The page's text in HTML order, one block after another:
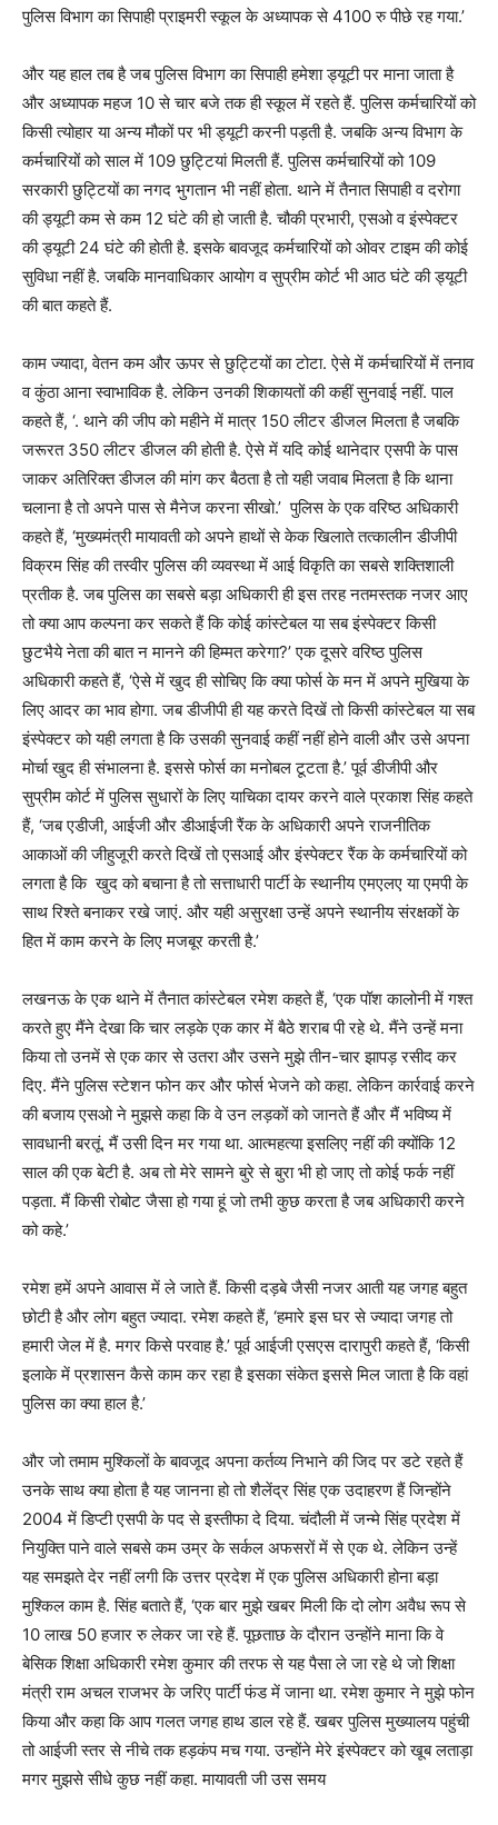
पुलिस विभाग का सिपाही प्राइमरी स्कूल के अध्यापक से 4100 रु पीछे रह गया.’
और यह हाल तब है जब पुलिस विभाग का सिपाही हमेशा ड्यूटी पर माना जाता है
और अध्यापक महज 10 से चार बजे तक ही स्कूल में रहते हैं. पुलिस कर्मचारियों को
किसी त्योहार या अन्य मौकों पर भी ड्यूटी करनी पड़ती है. जबकि अन्य विभाग के
कर्मचारियों को साल में 109 छुट्टियां मिलती हैं. पुलिस कर्मचारियों को 109
सरकारी छुट्टियों का नगद भुगतान भी नहीं होता. थाने में तैनात सिपाही व दरोगा
की ड्यूटी कम से कम 12 घंटे की हो जाती है. चौकी प्रभारी, एसओ व इंस्पेक्टर
की ड्यूटी 24 घंटे की होती है. इसके बावजूद कर्मचारियों को ओवर टाइम की कोई
सुविधा नहीं है. जबकि मानवाधिकार आयोग व सुप्रीम कोर्ट भी आठ घंटे की ड्यूटी
की बात कहते हैं.
काम ज्यादा, वेतन कम और ऊपर से छुट्टियों का टोटा. ऐसे में कर्मचारियों में तनाव
व कुंठा आना स्वाभाविक है. लेकिन उनकी शिकायतों की कहीं सुनवाई नहीं. पाल
कहते हैं, ‘. थाने की जीप को महीने में मात्र 150 लीटर डीजल मिलता है जबकि
जरूरत 350 लीटर डीजल की होती है. ऐसे में यदि कोई थानेदार एसपी के पास
जाकर अतिरिक्त डीजल की मांग कर बैठता है तो यही जवाब मिलता है कि थाना
चलाना है तो अपने पास से मैनेज करना सीखो.’ पुलिस के एक वरिष्ठ अधिकारी
कहते हैं, ‘मुख्यमंत्री मायावती को अपने हाथों से केक खिलाते तत्कालीन डीजीपी
विक्रम सिंह की तस्वीर पुलिस की व्यवस्था में आई विकृति का सबसे शक्तिशाली
प्रतीक है. जब पुलिस का सबसे बड़ा अधिकारी ही इस तरह नतमस्तक नजर आए
तो क्या आप कल्पना कर सकते हैं कि कोई कांस्टेबल या सब इंस्पेक्टर किसी
छुटभैये नेता की बात न मानने की हिम्मत करेगा?’ एक दूसरे वरिष्ठ पुलिस
अधिकारी कहते हैं, ‘ऐसे में खुद ही सोचिए कि क्या फोर्स के मन में अपने मुखिया के
लिए आदर का भाव होगा. जब डीजीपी ही यह करते दिखें तो किसी कांस्टेबल या सब
इंस्पेक्टर को यही लगता है कि उसकी सुनवाई कहीं नहीं होने वाली और उसे अपना
मोर्चा खुद ही संभालना है. इससे फोर्स का मनोबल टूटता है.’ पूर्व डीजीपी और
सुप्रीम कोर्ट में पुलिस सुधारों के लिए याचिका दायर करने वाले प्रकाश सिंह कहते
हैं, ‘जब एडीजी, आईजी और डीआईजी रैंक के अधिकारी अपने राजनीतिक
आकाओं की जीहुजूरी करते दिखें तो एसआई और इंस्पेक्टर रैंक के कर्मचारियों को
लगता है कि खुद को बचाना है तो सत्ताधारी पार्टी के स्थानीय एमएलए या एमपी के
साथ रिश्ते बनाकर रखे जाएं. और यही असुरक्षा उन्हें अपने स्थानीय संरक्षकों के
हित में काम करने के लिए मजबूर करती है.’
लखनऊ के एक थाने में तैनात कांस्टेबल रमेश कहते हैं, ‘एक पॉश कालोनी में गश्त
करते हुए मैंने देखा कि चार लड़के एक कार में बैठे शराब पी रहे थे. मैंने उन्हें मना
किया तो उनमें से एक कार से उतरा और उसने मुझे तीन-चार झापड़ रसीद कर
दिए. मैंने पुलिस स्टेशन फोन कर और फोर्स भेजने को कहा. लेकिन कार्रवाई करने
की बजाय एसओ ने मुझसे कहा कि वे उन लड़कों को जानते हैं और मैं भविष्य में
सावधानी बरतूं. मैं उसी दिन मर गया था. आत्महत्या इसलिए नहीं की क्योंकि 12
साल की एक बेटी है. अब तो मेरे सामने बुरे से बुरा भी हो जाए तो कोई फर्क नहीं
पड़ता. मैं किसी रोबोट जैसा हो गया हूं जो तभी कुछ करता है जब अधिकारी करने
को कहे.’
रमेश हमें अपने आवास में ले जाते हैं. किसी दड़बे जैसी नजर आती यह जगह बहुत
छोटी है और लोग बहुत ज्यादा. रमेश कहते हैं, ‘हमारे इस घर से ज्यादा जगह तो
हमारी जेल में है. मगर किसे परवाह है.’ पूर्व आईजी एसएस दारापुरी कहते हैं, ‘किसी
इलाके में प्रशासन कैसे काम कर रहा है इसका संकेत इससे मिल जाता है कि वहां
पुलिस का क्या हाल है.’
और जो तमाम मुश्किलों के बावजूद अपना कर्तव्य निभाने की जिद पर डटे रहते हैं
उनके साथ क्या होता है यह जानना हो तो शैलेंद्र सिंह एक उदाहरण हैं जिन्होंने
2004 में डिप्टी एसपी के पद से इस्तीफा दे दिया. चंदौली में जन्मे सिंह प्रदेश में
नियुक्ति पाने वाले सबसे कम उम्र के सर्कल अफसरों में से एक थे. लेकिन उन्हें
यह समझते देर नहीं लगी कि उत्तर प्रदेश में एक पुलिस अधिकारी होना बड़ा
मुश्किल काम है. सिंह बताते हैं, ‘एक बार मुझे खबर मिली कि दो लोग अवैध रूप से
10 लाख 50 हजार रु लेकर जा रहे हैं. पूछताछ के दौरान उन्होंने माना कि वे
बेसिक शिक्षा अधिकारी रमेश कुमार की तरफ से यह पैसा ले जा रहे थे जो शिक्षा
मंत्री राम अचल राजभर के जरिए पार्टी फंड में जाना था. रमेश कुमार ने मुझे फोन
किया और कहा कि आप गलत जगह हाथ डाल रहे हैं. खबर पुलिस मुख्यालय पहुंची
तो आईजी स्तर से नीचे तक हड़कंप मच गया. उन्होंने मेरे इंस्पेक्टर को खूब लताड़ा
मगर मुझसे सीधे कुछ नहीं कहा. मायावती जी उस समय